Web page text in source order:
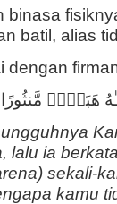
binasa
batil, alias
dengan
هَبَاۤءࣰ مَّنثُورًا
lalu ia
sekali-
kamu